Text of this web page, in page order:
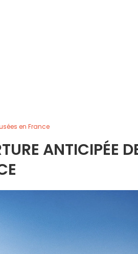
en France
ANTICIPÉE